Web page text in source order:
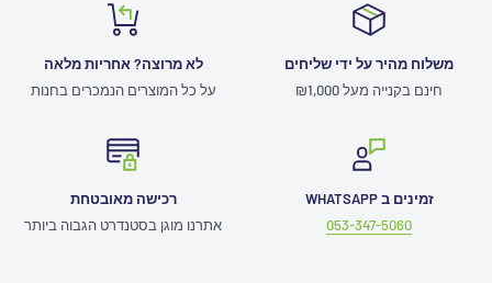
משלוח מהיר על ידי שליחים
חינם בקנייה מעל ₪1,000
לא מרוצה? אחריות מלאה
על כל המוצרים הנמכרים בחנות
זמינים ב WHATSAPP
053-347-5060
רכישה מאובטחת
אתרנו מוגן בסטנדרט הגבוה ביותר